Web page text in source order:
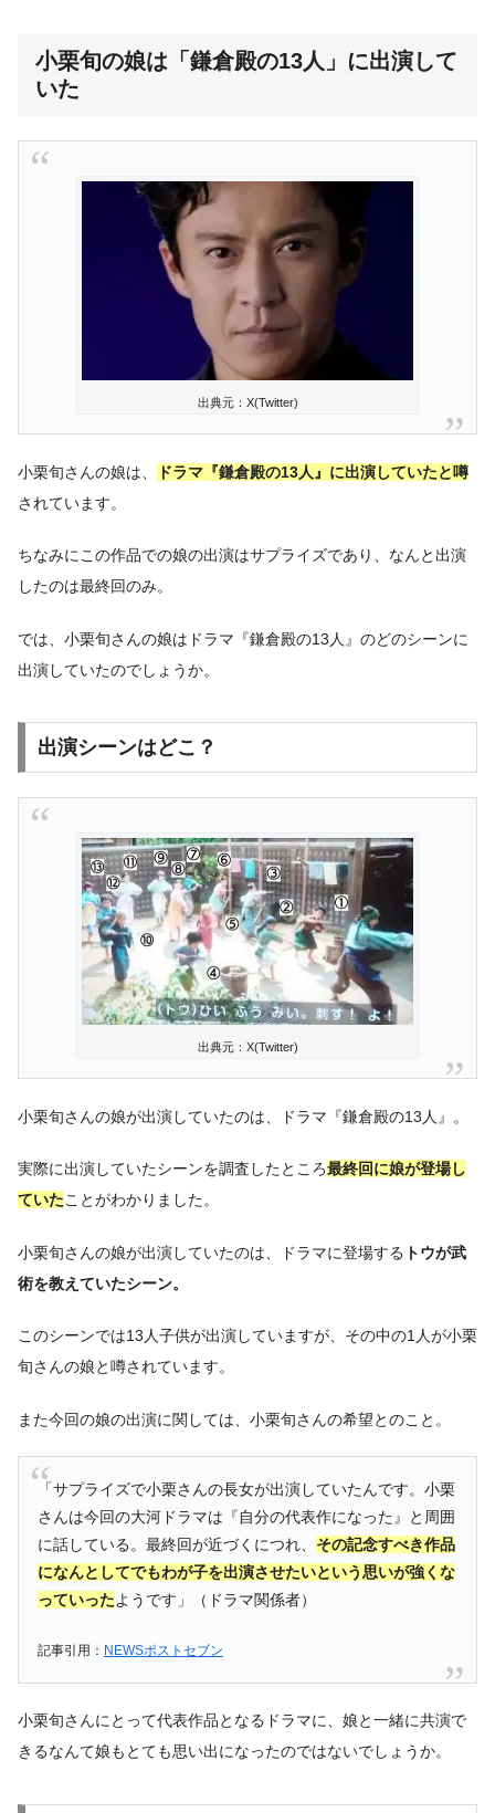
小栗旬の娘は「鎌倉殿の13人」に出演して
いた
出典元：X(Twitter)
小栗旬さんの娘は、
ドラマ『鎌倉殿の13人』に出演していたと噂
されています。
ちなみにこの作品での娘の出演はサプライズであり、なんと出演
したのは最終回のみ。
では、小栗旬さんの娘はドラマ『鎌倉殿の13人』のどのシーンに
出演していたのでしょうか。
出演シーンはどこ？
出典元：X(Twitter)
小栗旬さんの娘が出演していたのは、ドラマ『鎌倉殿の13人』。
実際に出演していたシーンを調査したところ最終回に娘が登場し
ていたことがわかりました。
小栗旬さんの娘が出演していたのは、ドラマに登場する トウが武
術を教えていたシーン。
このシーンでは13人子供が出演していますが、その中の1人が小栗
旬さんの娘と噂されています。
また今回の娘の出演に関しては、小栗旬さんの希望とのこと。
「サプライズで小栗さんの長女が出演していたんです。小栗
さんは今回の大河ドラマは『自分の代表作になった』と周囲
に話している。最終回が近づくにつれ、 その記念すべき作品
になんとしてでもわが子を出演させたいという思いが強くな
っていったようです」（ドラマ関係者）
記事引用： NEWSポストセブン
小栗旬さんにとって代表作品となるドラマに、娘と一緒に共演で
きるなんて娘もとても思い出になったのではないでしょうか。